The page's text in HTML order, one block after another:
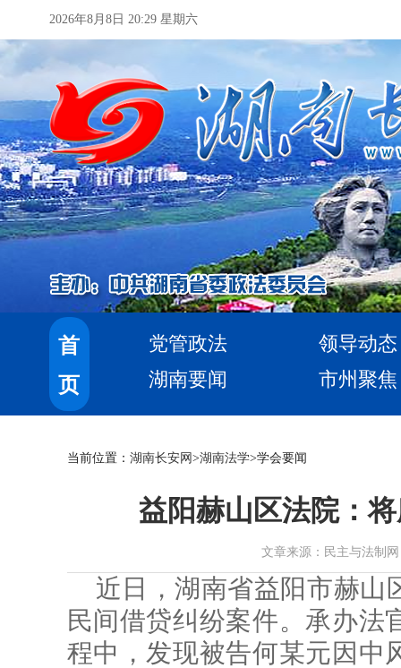
2026年8月8日 20:29 星期六
首
页
党管政法
领导动态
湖南要闻
市州聚焦
当前位置： 湖南长安网 >湖南法学>学会要闻
益阳赫山区法院：
文章来源：民主与法制
近日，湖南省益阳市赫山
民间借贷纠纷案件。承办法
程中，发现被告何某元因中